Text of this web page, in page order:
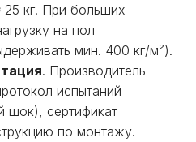
25 кг. При больших
на пол
мин. 400 кг/м²).
. Производитель
испытаний
шок), сертификат
по монтажу.